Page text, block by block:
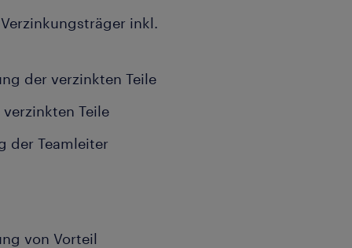
inkl.
der verzinkten Teile
Teile
der Teamleiter
von Vorteil